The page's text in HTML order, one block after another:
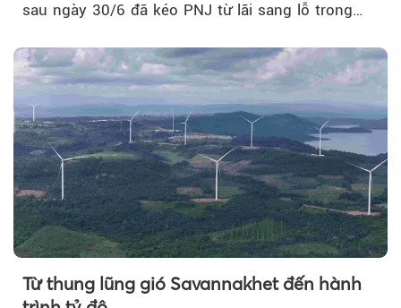
sau ngày 30/6 đã kéo PNJ từ lãi sang lỗ trong
Từ thung lũng gió Savannakhet đến hành